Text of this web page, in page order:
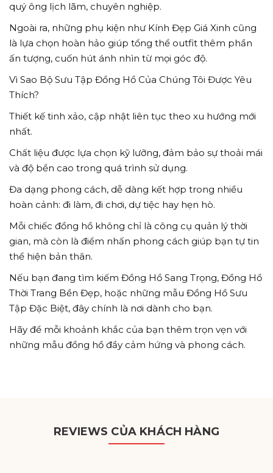
quý ông lịch lãm, chuyên nghiệp.
Ngoài ra, những phụ kiện như Kính Đẹp Giá Xinh cũng
là lựa chọn hoàn hảo giúp tổng thể outfit thêm phần
ấn tượng, cuốn hút ánh nhìn từ mọi góc độ.
Vì Sao Bộ Sưu Tập Đồng Hồ Của Chúng Tôi Được Yêu
Thích?
Thiết kế tinh xảo, cập nhật liên tục theo xu hướng mới
nhất.
Chất liệu được lựa chọn kỹ lưỡng, đảm bảo sự thoải mái
và độ bền cao trong quá trình sử dụng.
Đa dạng phong cách, dễ dàng kết hợp trong nhiều
hoàn cảnh: đi làm, đi chơi, dự tiệc hay hẹn hò.
Mỗi chiếc đồng hồ không chỉ là công cụ quản lý thời
gian, mà còn là điểm nhấn phong cách giúp bạn tự tin
thể hiện bản thân.
Nếu bạn đang tìm kiếm Đồng Hồ Sang Trọng, Đồng Hồ
Thời Trang Bền Đẹp, hoặc những mẫu Đồng Hồ Sưu
Tập Đặc Biệt, đây chính là nơi dành cho bạn.
Hãy để mỗi khoảnh khắc của bạn thêm trọn vẹn với
những mẫu đồng hồ đầy cảm hứng và phong cách.
REVIEWS CỦA KHÁCH HÀNG